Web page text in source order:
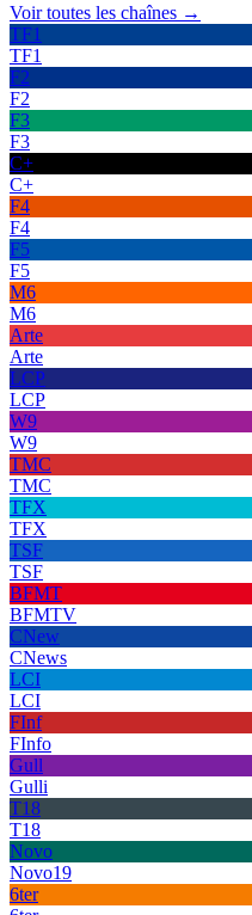
Voir toutes les chaînes →
TF1
TF1
F2
F2
F3
F3
C+
C+
F4
F4
F5
F5
M6
M6
Arte
Arte
LCP
LCP
W9
W9
TMC
TMC
TFX
TFX
TSF
TSF
BFMT
BFMTV
CNew
CNews
LCI
LCI
FInf
FInfo
Gull
Gulli
T18
T18
Novo
Novo19
6ter